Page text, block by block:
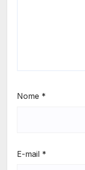
Nome *
E-mail *